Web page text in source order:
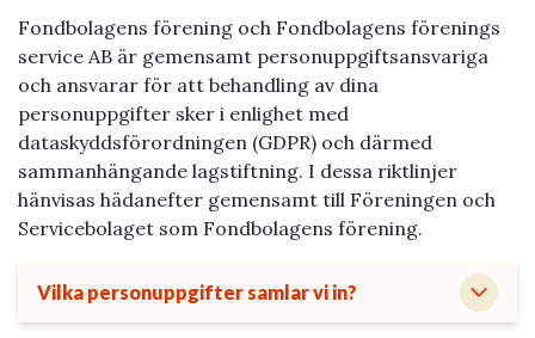
Fondbolagens förening och Fondbolagens förenings
service AB är gemensamt personuppgiftsansvariga
och ansvarar för att behandling av dina
personuppgifter sker i enlighet med
dataskyddsförordningen (GDPR) och därmed
sammanhängande lagstiftning. I dessa riktlinjer
hänvisas hädanefter gemensamt till Föreningen och
Servicebolaget som Fondbolagens förening.
Vilka personuppgifter samlar vi in?